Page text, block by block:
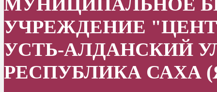
УЧРЕЖДЕНИЕ
УСТЬ-АЛДАНСКИЙ
РЕСПУБЛИКА САХА